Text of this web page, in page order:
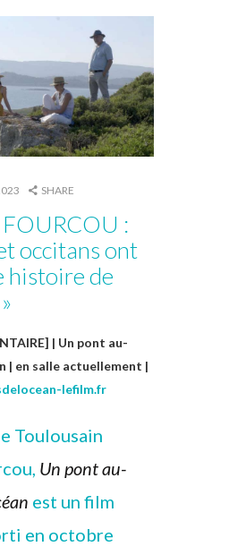
SHARE
:
occitans ont
histoire de
| Un pont au-
| en salle actuellement |
lefilm.fr
Toulousain
Un pont au-
est un film
en octobre